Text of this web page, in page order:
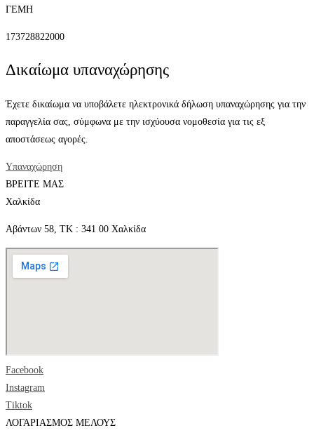
ΓΕΜΗ
173728822000
Δικαίωμα υπαναχώρησης
Έχετε δικαίωμα να υποβάλετε ηλεκτρονικά δήλωση υπαναχώρησης για την
παραγγελία σας, σύμφωνα με την ισχύουσα νομοθεσία για τις εξ
αποστάσεως αγορές.
Υπαναχώρηση
ΒΡΕΙΤΕ ΜΑΣ
Χαλκίδα
Αβάντων 58, ΤΚ : 341 00 Χαλκίδα
Facebook
Instagram
Tiktok
ΛΟΓΑΡΙΑΣΜΟΣ ΜΕΛΟΥΣ